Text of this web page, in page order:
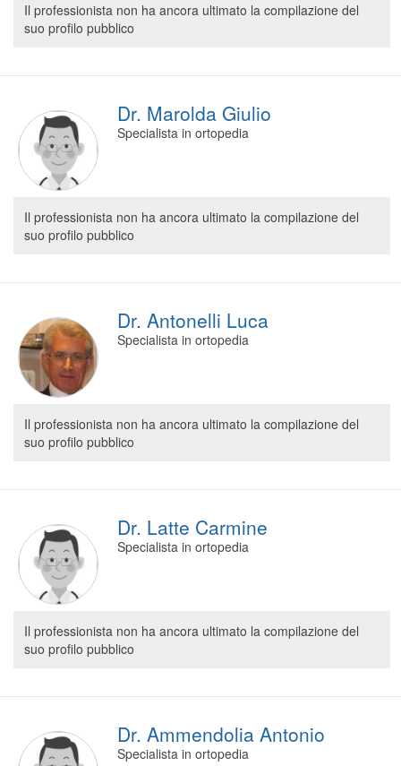
Il professionista non ha ancora ultimato la compilazione del
suo profilo pubblico
Dr. Marolda Giulio
Specialista in ortopedia
Il professionista non ha ancora ultimato la compilazione del
suo profilo pubblico
Dr. Antonelli Luca
Specialista in ortopedia
Il professionista non ha ancora ultimato la compilazione del
suo profilo pubblico
Dr. Latte Carmine
Specialista in ortopedia
Il professionista non ha ancora ultimato la compilazione del
suo profilo pubblico
Dr. Ammendolia Antonio
Specialista in ortopedia